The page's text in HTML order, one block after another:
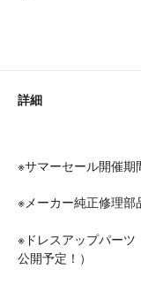
詳細
※サマーセール開催期
※メーカー純正修理部
※ドレスアップパーツ
公開予定！）